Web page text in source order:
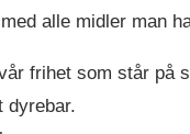
alle midler man
frihet som står på
dyrebar.